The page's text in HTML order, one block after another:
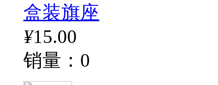
盒装旗座
¥15.00
销量：0